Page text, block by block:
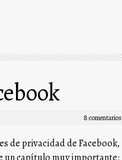
8 comentarios
de privacidad de Facebook,
un capítulo muy importante: